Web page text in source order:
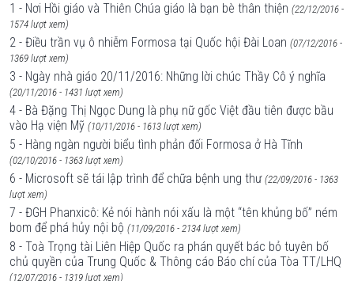
1 - Nơi Hồi giáo và Thiên Chúa giáo là bạn bè thân thiện (22/12/2016 -
1574 lượt xem)
2 - Điều trần vụ ô nhiễm Formosa tại Quốc hội Đài Loan (07/12/2016 -
1369 lượt xem)
3 - Ngày nhà giáo 20/11/2016: Những lời chúc Thầy Cô ý nghĩa
(20/11/2016 - 1431 lượt xem)
4 - Bà Đặng Thị Ngọc Dung là phụ nữ gốc Việt đầu tiên được bầu
vào Hạ viện Mỹ (10/11/2016 - 1613 lượt xem)
5 - Hàng ngàn người biểu tình phản đối Formosa ở Hà Tĩnh
(02/10/2016 - 1363 lượt xem)
6 - Microsoft sẽ tái lập trình để chữa bệnh ung thư (22/09/2016 - 1363
lượt xem)
7 - ĐGH Phanxicô: Kẻ nói hành nói xấu là một “tên khủng bố” ném
bom để phá hủy nội bộ (11/09/2016 - 2134 lượt xem)
8 - Toà Trọng tài Liên Hiệp Quốc ra phán quyết bác bỏ tuyên bố
chủ quyền của Trung Quốc & Thông cáo Báo chí của Tòa TT/LHQ
(12/07/2016 - 1319 lượt xem)